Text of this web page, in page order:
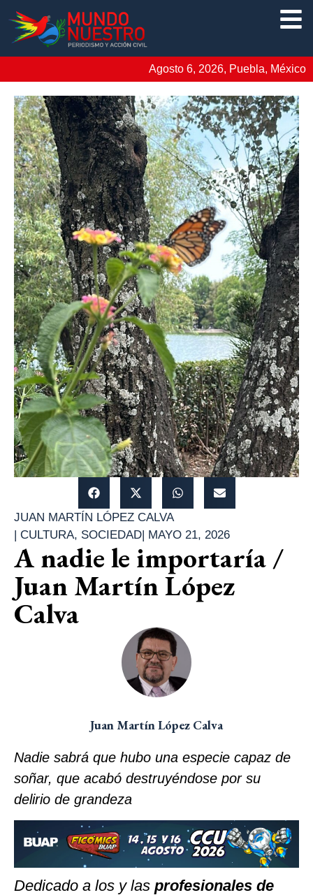
Agosto 6, 2026, Puebla, México
JUAN MARTÍN LÓPEZ CALVA
| CULTURA, SOCIEDAD| MAYO 21, 2026
A nadie le importaría /
Juan Martín López
Calva
Juan Martín López Calva
Nadie sabrá que hubo una especie capaz de
soñar, que acabó destruyéndose por su
delirio de grandeza
Dedicado a los y las profesionales de